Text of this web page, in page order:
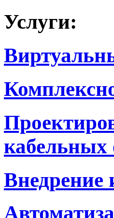
Услуги:
кабельных
Внедрение